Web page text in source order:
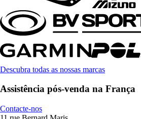
Descubra todas as nossas marcas
Assistência pós-venda na França
Contacte-nos